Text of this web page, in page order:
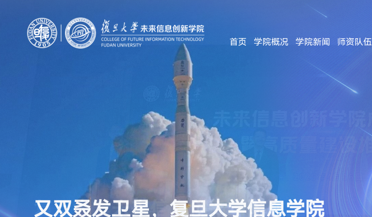
首页 学院概况 学院新闻 师资队伍
又双叒发卫星，复旦大学信息学院
太赫兹创新联盟在复旦成立！赋能
复旦大学未来信息创新学院召开首
复旦大学未来信息创新学院成立仪
又双叒发卫星，复旦大学信息学院
太赫兹创新联盟在复旦成立！赋能